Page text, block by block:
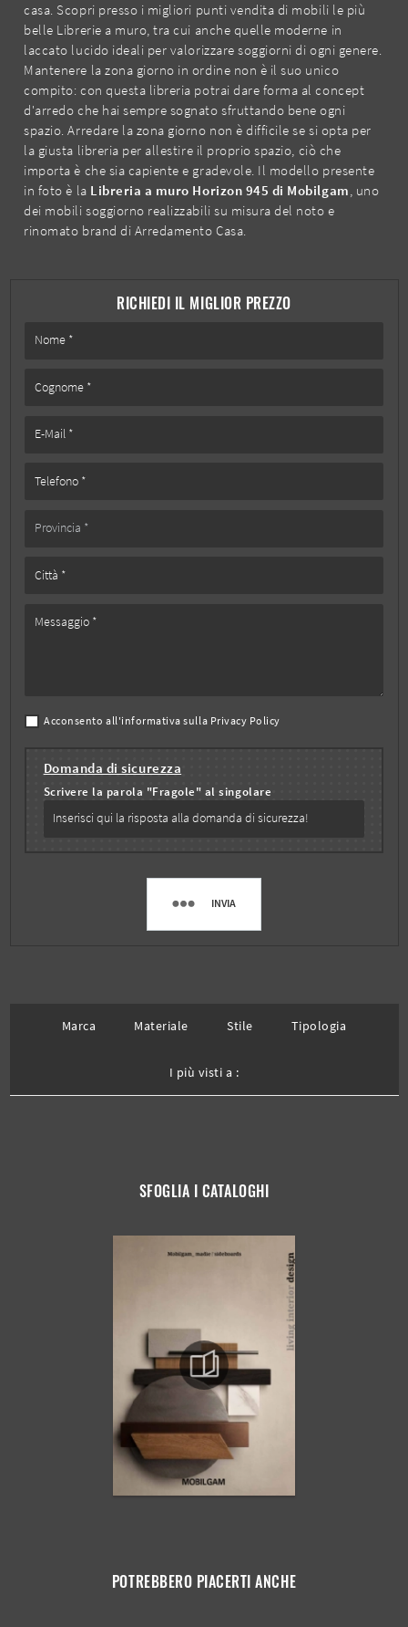
RICHIEDI IL MIGLIOR PREZZO
Acconsento all'informativa sulla Privacy Policy
Domanda di sicurezza
Scrivere la parola "Fragole" al singolare
INVIA
casa. Scopri presso i migliori punti vendita di mobili le più
belle Librerie a muro, tra cui anche quelle moderne in
laccato lucido ideali per valorizzare soggiorni di ogni genere.
Mantenere la zona giorno in ordine non è il suo unico
compito: con questa libreria potrai dare forma al concept
d'arredo che hai sempre sognato sfruttando bene ogni
spazio. Arredare la zona giorno non è difficile se si opta per
la giusta libreria per allestire il proprio spazio, ciò che
importa è che sia capiente e gradevole. Il modello presente
in foto è la Libreria a muro Horizon 945 di Mobilgam, uno
dei mobili soggiorno realizzabili su misura del noto e
rinomato brand di Arredamento Casa.
Marca Materiale Stile Tipologia
I più visti a :
SFOGLIA I CATALOGHI
POTREBBERO PIACERTI ANCHE